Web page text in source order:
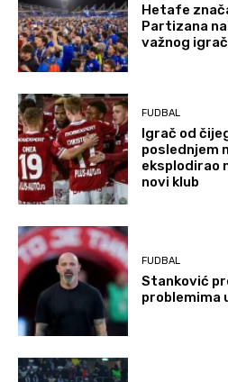
Hetafe
Partizana
važnog
FUDBAL
Igrač od
poslednjem
eksplodirao
novi klub
FUDBAL
Stanković
problemima